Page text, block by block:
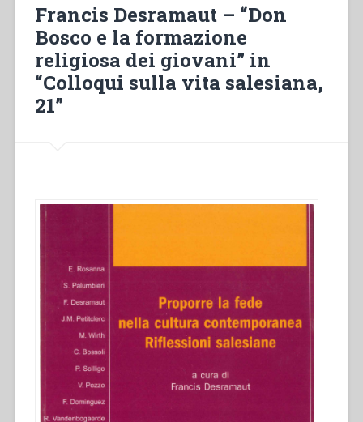
de
coscience”
Francis Desramaut – “Don
Bosco e la formazione
religiosa dei giovani” in
“Colloqui sulla vita salesiana,
21”